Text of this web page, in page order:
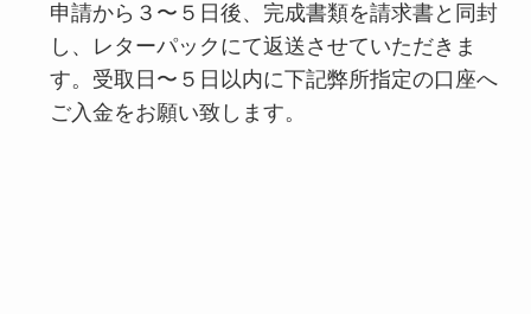
申請から３〜５日後、完成書類を請求書と同封
し、レターパックにて返送させていただきま
す。受取日〜５日以内に下記弊所指定の口座へ
ご入金をお願い致します。